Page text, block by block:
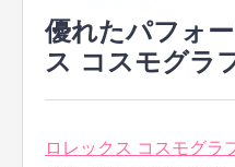
優れたパフォ
ス コスモグラ
ロレックス コスモグラ